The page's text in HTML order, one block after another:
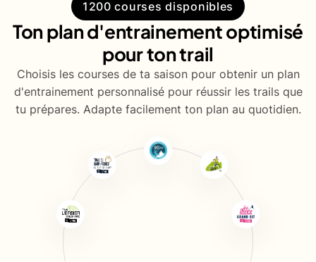
1200 courses disponibles
Ton plan d'entrainement optimisé
pour ton trail
Choisis les courses de ta saison pour obtenir un plan
d'entrainement personnalisé pour réussir les trails que
tu prépares. Adapte facilement ton plan au quotidien.